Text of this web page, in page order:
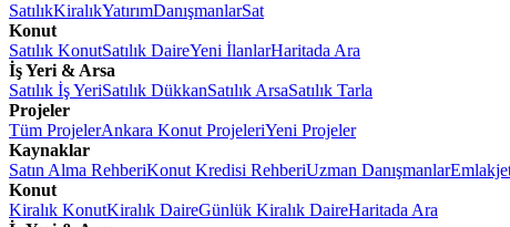
SatılıkKiralıkYatırımDanışmanlarSat
Konut
Satılık KonutSatılık DaireYeni İlanlarHaritada Ara
İş Yeri & Arsa
Satılık İş YeriSatılık DükkanSatılık ArsaSatılık Tarla
Projeler
Tüm ProjelerAnkara Konut ProjeleriYeni Projeler
Kaynaklar
Satın Alma RehberiKonut Kredisi RehberiUzman Danışmanlar
Konut
Kiralık KonutKiralık DaireGünlük Kiralık DaireHaritada Ara